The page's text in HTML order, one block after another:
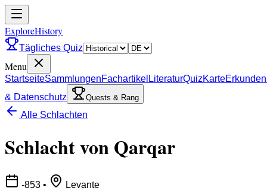
ExploreHistory
Tägliches Quiz
Menu
StartseiteSammlungenFachartikel LiteraturQuizKarteErkunden
& Datenschutz
Quests & Rang
Alle Schlachten
Schlacht von Qarqar
-853 • Levante